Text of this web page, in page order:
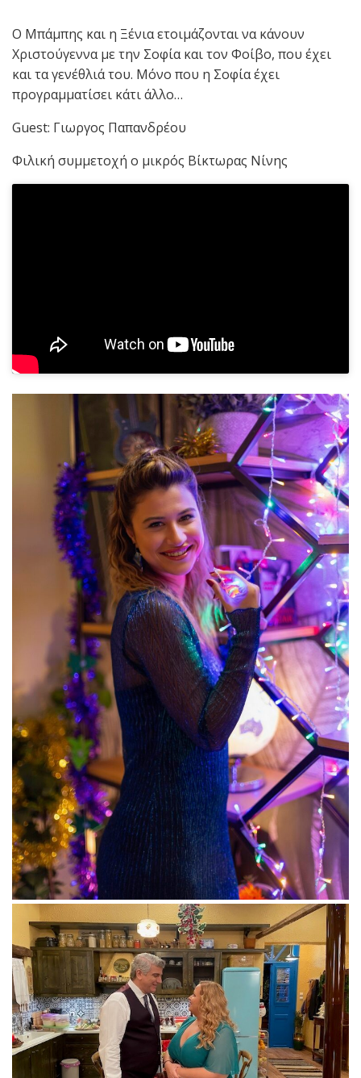
Ο Μπάμπης και η Ξένια ετοιμάζονται να κάνουν
Χριστούγεννα με την Σοφία και τον Φοίβο, που έχει
και τα γενέθλιά του. Μόνο που η Σοφία έχει
προγραμματίσει κάτι άλλο…
Guest: Γιωργος Παπανδρέου
Φιλική συμμετοχή ο μικρός Βίκτωρας Νίνης